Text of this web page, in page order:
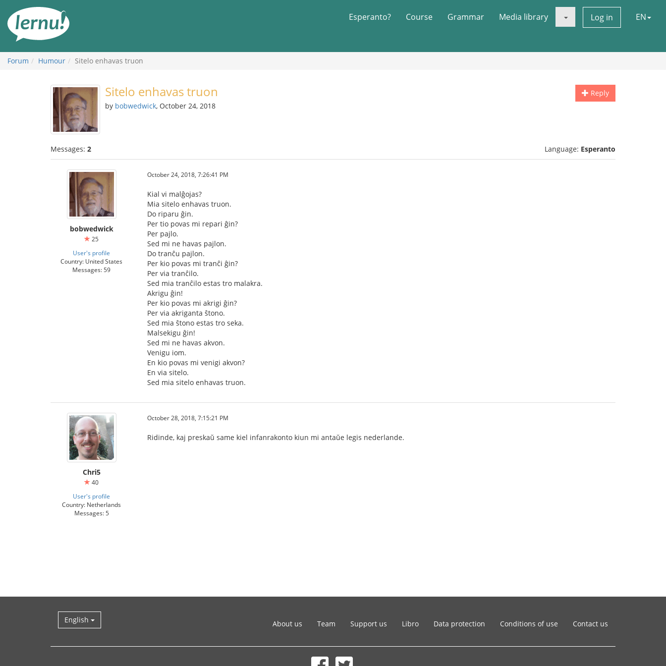
the
content
Esperanto? Course Grammar Media library Log in EN
Forum Humour Sitelo enhavas truon
Reply
Sitelo enhavas truon
by bobwedwick, October 24, 2018
Messages: 2 Language: Esperanto
bobwedwick
25
User's profile
Country: United States
Messages: 59
October 24, 2018, 7:26:41 PM
Kial vi malĝojas?
Mia sitelo enhavas truon.
Do riparu ĝin.
Per tio povas mi repari ĝin?
Per pajlo.
Sed mi ne havas pajlon.
Do tranĉu pajlon.
Per kio povas mi tranĉi ĝin?
Per via tranĉilo.
Sed mia tranĉilo estas tro malakra.
Akrigu ĝin!
Per kio povas mi akrigi ĝin?
Per via akriganta ŝtono.
Sed mia ŝtono estas tro seka.
Malsekigu ĝin!
Sed mi ne havas akvon.
Venigu iom.
En kio povas mi venigi akvon?
En via sitelo.
Sed mia sitelo enhavas truon.
Chri5
40
User's profile
Country: Netherlands
Messages: 5
October 28, 2018, 7:15:21 PM
Ridinde, kaj preskaŭ same kiel infanrakonto kiun mi antaŭe legis nederlande.
English About us Team Support us Libro Data protection Conditions of use Contact us